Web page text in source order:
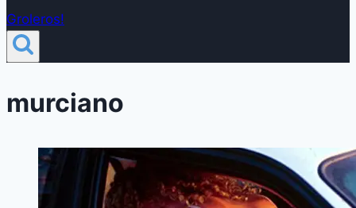
Groleros!
murciano